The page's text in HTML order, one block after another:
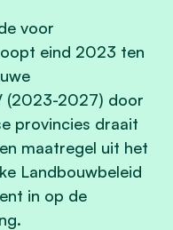
voor
eind 2023 ten
(2023-2027) door
provincies draait
maatregel uit het
Landbouwbeleid
in op de